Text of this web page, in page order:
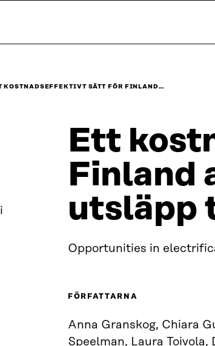
KOSTNADSEFFEKTIVT SÄTT FÖR FINLAND…
Ett
Finland
utsläpp
Opportunities in
FÖRFATTARNA
Anna Granskog, Chiara
Speelman, Laura